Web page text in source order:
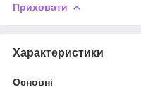
Приховати
Характеристики
Основні